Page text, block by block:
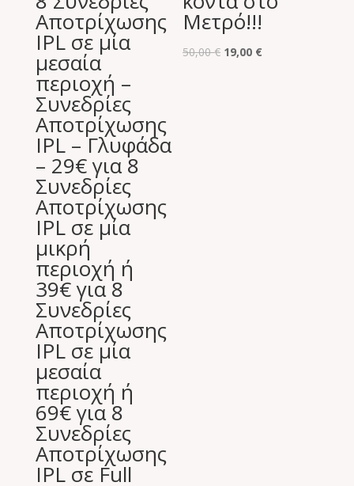
Αποτρίχωσης
IPL σε μία
μεσαία
περιοχή –
Συνεδρίες
Αποτρίχωσης
IPL – Γλυφάδα
– 29€ για 8
Συνεδρίες
Αποτρίχωσης
IPL σε μία
μικρή
περιοχή ή
39€ για 8
Συνεδρίες
Αποτρίχωσης
IPL σε μία
μεσαία
περιοχή ή
69€ για 8
Συνεδρίες
Αποτρίχωσης
IPL σε Full
Μετρό!!!
50,00€ Original
19,00 €